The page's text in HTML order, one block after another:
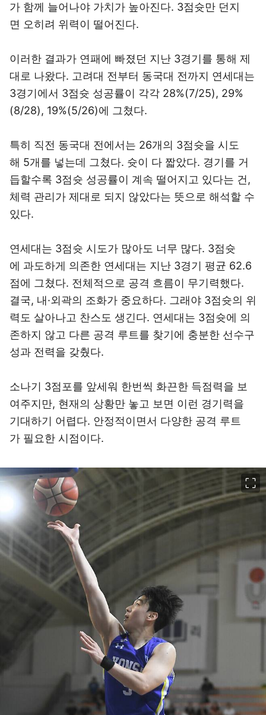
가 함께 늘어나야 가치가 높아진다. 3점슛만 던지
면 오히려 위력이 떨어진다.
이러한 결과가 연패에 빠졌던 지난 3경기를 통해 제
대로 나왔다. 고려대 전부터 동국대 전까지 연세대는
3경기에서 3점슛 성공률이 각각 28%(7/25), 29%
(8/28), 19%(5/26)에 그쳤다.
특히 직전 동국대 전에서는 26개의 3점슛을 시도
해 5개를 넣는데 그쳤다. 슛이 다 짧았다. 경기를 거
듭할수록 3점슛 성공률이 계속 떨어지고 있다는 건,
체력 관리가 제대로 되지 않았다는 뜻으로 해석할 수
있다.
연세대는 3점슛 시도가 많아도 너무 많다. 3점슛
에 과도하게 의존한 연세대는 지난 3경기 평균 62.6
점에 그쳤다. 전체적으로 공격 흐름이 무기력했다.
결국, 내·외곽의 조화가 중요하다. 그래야 3점슛의 위
력도 살아나고 찬스도 생긴다. 연세대는 3점슛에 의
존하지 않고 다른 공격 루트를 찾기에 충분한 선수구
성과 전력을 갖췄다.
소나기 3점포를 앞세워 한번씩 화끈한 득점력을 보
여주지만, 현재의 상황만 놓고 보면 이런 경기력을
기대하기 어렵다. 안정적이면서 다양한 공격 루트
가 필요한 시점이다.